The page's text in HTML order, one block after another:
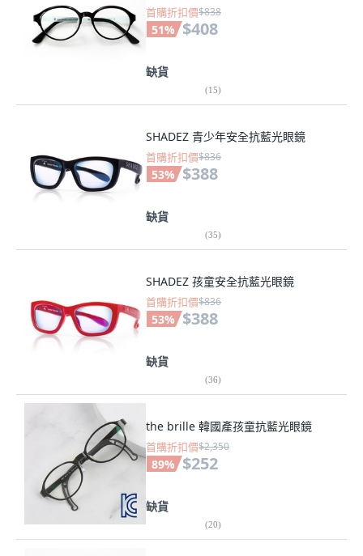
首購折扣價$838
51% $408
缺貨
(15)
SHADEZ 青少年安全抗藍光眼鏡
首購折扣價$836
53% $388
缺貨
(35)
SHADEZ 孩童安全抗藍光眼鏡
首購折扣價$836
53% $388
缺貨
(36)
the brille 韓國產孩童抗藍光眼鏡
首購折扣價$2,350
89% $252
缺貨
(20)